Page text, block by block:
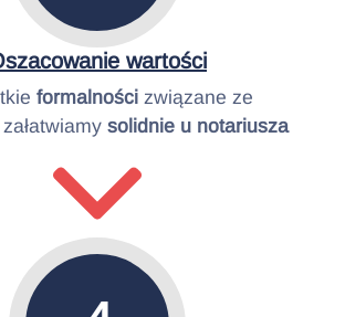
wartości
formalnościzwiązane ze
solidnie u notariusza